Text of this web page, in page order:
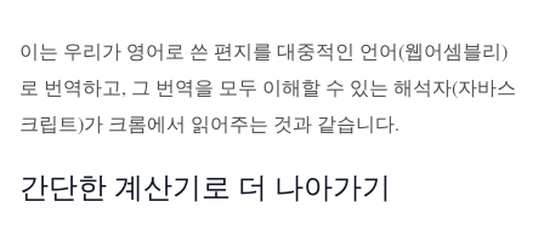
이는 우리가 영어로 쓴 편지를 대중적인 언어(웹어셈블리)
로 번역하고, 그 번역을 모두 이해할 수 있는 해석자(자바스
크립트)가 크롬에서 읽어주는 것과 같습니다.
간단한 계산기로 더 나아가기